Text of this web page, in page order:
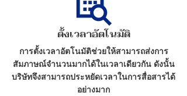
ตั้งเวลาอัตโนมัติ
การตั้งเวลาอัตโนมัติช่วยให้สามารถส่งการ
สัมภาษณ์จำนวนมากได้ในเวลาเดียวกัน ดังนั้น
บริษัทจึงสามารถประหยัดเวลาในการสื่อสารได้
อย่างมาก